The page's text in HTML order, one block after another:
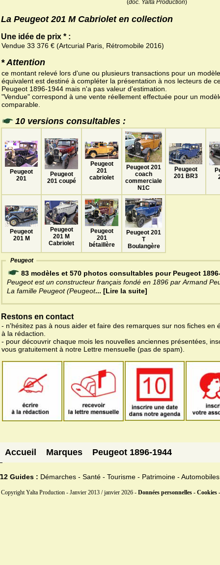
(doc. Yalta Production)
La Peugeot 201 M Cabriolet en collection
Une idée de prix * :
Vendue 33 376 € (Artcurial Paris, Rétromobile 2016)
* Attention
ce montant relevé lors d'une ou plusieurs transactions pour un modèle
équivalent est destiné à compléter la présentation à nos lecteurs de
Peugeot 1896-1944 mais n'a pas valeur d'estimation.
"Vendue" correspond à une vente réellement effectuée pour un
comparable.
10 versions consultables :
Peugeot
201
Peugeot
201 coupé
Peugeot
201
cabriolet
Peugeot 201
coach
commerciale
N1C
Peugeot
201 BR3
Peugeot
201 M
Peugeot
201 M
Cabriolet
Peugeot
201
bétaillère
Peugeot 201
T
Boulangère
Peugeot
83 modèles et 570 photos consultables pour Peugeot
Peugeot est un constructeur français fondé en 1896 par Armand
La famille Peugeot (Peugeot... [Lire la suite]
Restons en contact
- n'hésitez pas à nous aider et faire des remarques sur nos fiches en
à la rédaction.
- pour découvrir chaque mois les nouvelles anciennes présentées,
vous gratuitement à notre Lettre mensuelle (pas de spam).
Accueil Marques Peugeot 1896-1944
12 Guides : Démarches - Santé - Tourisme - Patrimoine - Automobiles
Copyright Yalta Production - Janvier 2013 / janvier 2026 - Données personnelles - Cookies